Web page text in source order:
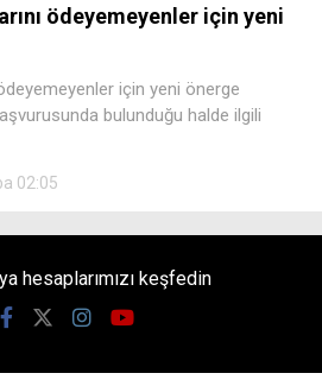
ödeyemeyenler için yeni
için yeni önerge
bulunduğu halde ilgili
02:05
hesaplarımızı keşfedin